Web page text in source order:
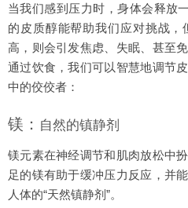
当我们感到压力时，身体会释放
的皮质醇能帮助我们应对挑战
高，则会引发焦虑、失眠、甚至
通过饮食，我们可以智慧地调节
中的佼佼者：
镁： 自然的镇静剂
镁元素在神经调节和肌肉放松中
足的镁有助于缓冲压力反应，并
人体的“天然镇静剂”。